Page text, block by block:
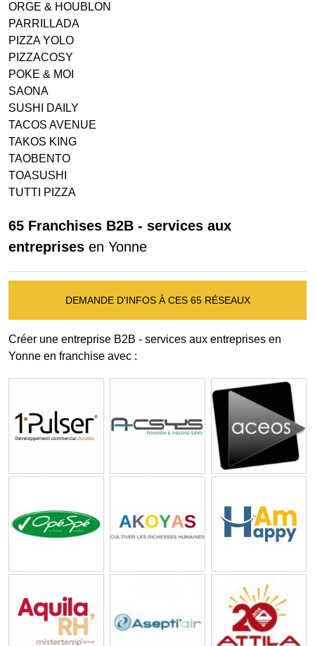
ORGE & HOUBLON
PARRILLADA
PIZZA YOLO
PIZZACOSY
POKE & MOI
SAONA
SUSHI DAILY
TACOS AVENUE
TAKOS KING
TAOBENTO
TOASUSHI
TUTTI PIZZA
65 Franchises B2B - services aux
entreprises en Yonne
DEMANDE D'INFOS À CES 65 RÉSEAUX
Créer une entreprise B2B - services aux entreprises en
Yonne en franchise avec :